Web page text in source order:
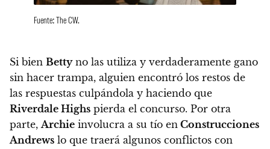
Fuente: The CW.
Si bien Bettyno las utiliza y verdaderamente gano
sin hacer trampa, alguien encontró los restos de
las respuestas culpándola y haciendo que
Riverdale Highs pierda el concurso. Por otra
parte,Archie involucra a su tío en Construcciones
Andrews lo que traerá algunos conflictos con